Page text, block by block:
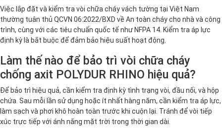
Việc lắp đặt và kiểm tra vòi chữa cháy vách tường tại Việt Nam
thường tuân thủ QCVN 06:2022/BXD về An toàn cháy cho nhà và công
trình, cùng với các tiêu chuẩn quốc tế như NFPA 14. Kiểm tra áp lực
định kỳ là bắt buộc để đảm bảo hiệu suất hoạt động.
Làm thế nào để bảo trì vòi chữa cháy
chống axit POLYDUR RHINO hiệu quả?
Để bảo trì hiệu quả, cần kiểm tra định kỳ tình trạng vòi, đầu nối, và hộp
chứa. Sau mỗi lần sử dụng hoặc ít nhất hàng năm, cần kiểm tra áp lực,
làm sạch và phơi khô hoàn toàn trước khi cuộn lại. Tránh để vòi tiếp
xúc trực tiếp với ánh nắng mặt trời trong thời gian dài.